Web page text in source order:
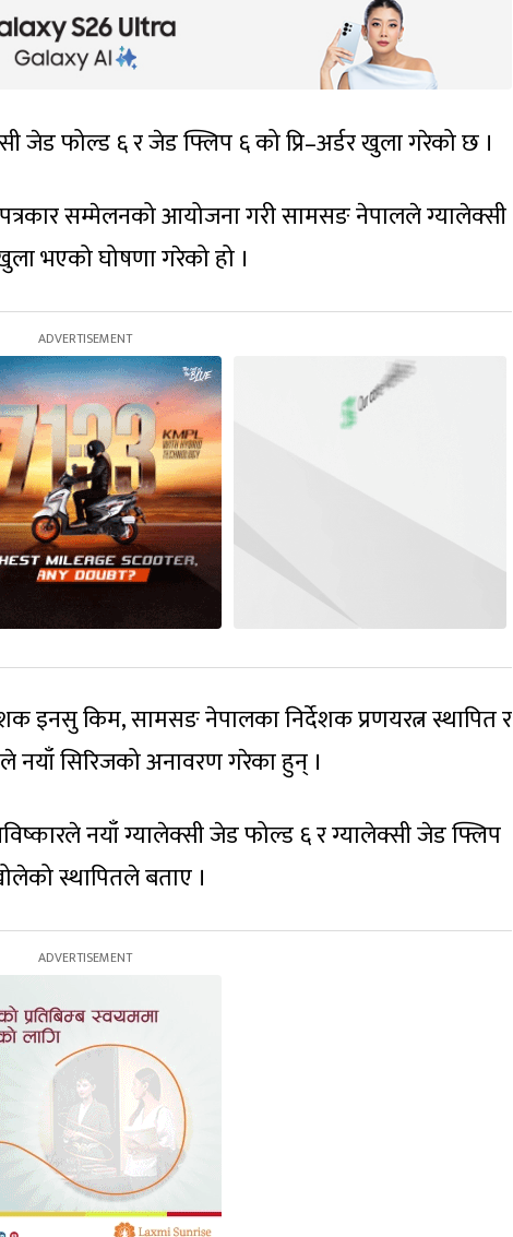
जेड फोल्ड ६ र जेड फ्लिप ६ को प्रि–अर्डर खुला गरेको छ ।
सम्मेलनको आयोजना गरी सामसङ नेपालले ग्यालेक्सी
भएको घोषणा गरेको हो ।
इनसु किम, सामसङ नेपालका निर्देशक प्रणयरत्न स्थापित र
नयाँ सिरिजको अनावरण गरेका हुन् ।
नयाँ ग्यालेक्सी जेड फोल्ड ६ र ग्यालेक्सी जेड फ्लिप
स्थापितले बताए ।